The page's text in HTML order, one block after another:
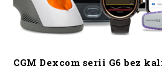
CGM Dexcom serii G6 bez